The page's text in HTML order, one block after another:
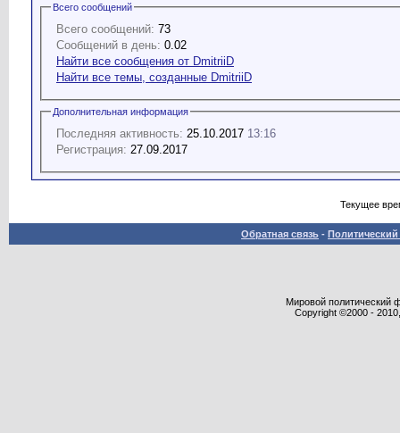
Всего сообщений
Всего сообщений: 73
Сообщений в день: 0.02
Найти все сообщения от DmitriiD
Найти все темы, созданные DmitriiD
Дополнительная информация
Последняя активность: 25.10.2017 13:16
Регистрация: 27.09.2017
Текущее
Обратная связь -
Мировой политический
Copyright ©2000 -